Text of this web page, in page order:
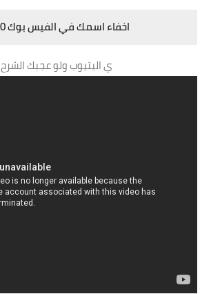
اخفاء اسمك في الفيس بوك 2020
ي اليتيوب ولو عجبك الشرح